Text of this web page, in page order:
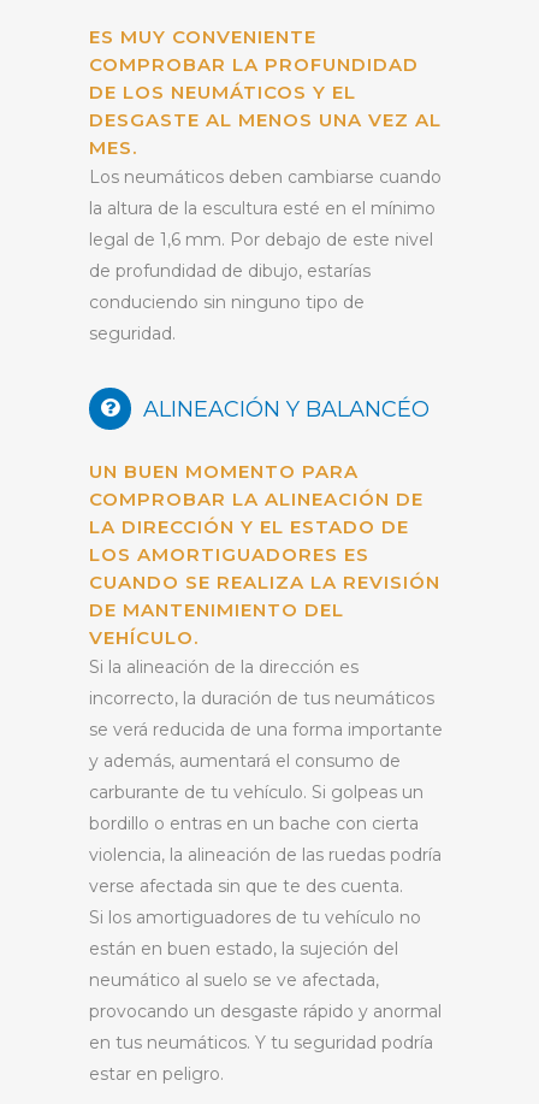
ES MUY CONVENIENTE
COMPROBAR LA PROFUNDIDAD
DE LOS NEUMÁTICOS Y EL
DESGASTE AL MENOS UNA VEZ AL
MES.
Los neumáticos deben cambiarse cuando
la altura de la escultura esté en el mínimo
legal de 1,6 mm. Por debajo de este nivel
de profundidad de dibujo, estarías
conduciendo sin ninguno tipo de
seguridad.
ALINEACIÓN Y BALANCÉO
UN BUEN MOMENTO PARA
COMPROBAR LA ALINEACIÓN DE
LA DIRECCIÓN Y EL ESTADO DE
LOS AMORTIGUADORES ES
CUANDO SE REALIZA LA REVISIÓN
DE MANTENIMIENTO DEL
VEHÍCULO.
Si la alineación de la dirección es
incorrecto, la duración de tus neumáticos
se verá reducida de una forma importante
y además, aumentará el consumo de
carburante de tu vehículo. Si golpeas un
bordillo o entras en un bache con cierta
violencia, la alineación de las ruedas podría
verse afectada sin que te des cuenta.
Si los amortiguadores de tu vehículo no
están en buen estado, la sujeción del
neumático al suelo se ve afectada,
provocando un desgaste rápido y anormal
en tus neumáticos. Y tu seguridad podría
estar en peligro.